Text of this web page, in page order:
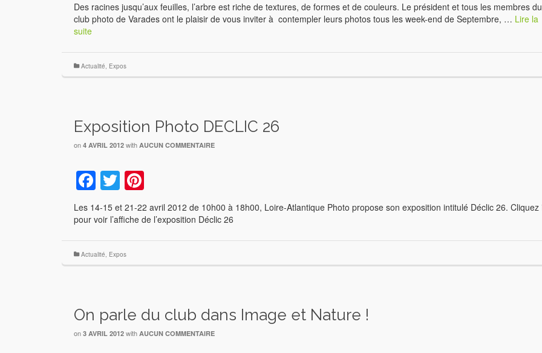
Des racines jusqu’aux feuilles, l’arbre est riche de textures, de formes et de couleurs. Le président et tous les membres du
club photo de Varades ont le plaisir de vous inviter à contempler leurs photos tous les week-end de Septembre, … Lire la
suite
Actualité Expos
Exposition Photo DECLIC 26
on 4 AVRIL 2012 with AUCUN COMMENTAIRE
Facebook
Twitter
Les 14-15 et 21-22 avril 2012 de 10h00 à 18h00, Loire-Atlantique Photo propose son exposition intitulé Déclic 26. Cliquez
pour voir l’affiche de l’exposition Déclic 26
Actualité, Expos
On parle du club dans Image et Nature !
on 3 AVRIL 2012 with AUCUN COMMENTAIRE